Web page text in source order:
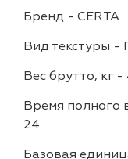
Бренд - CERTA
Вид текстуры -
Вес брутто, кг -
Время полного
24
Базовая